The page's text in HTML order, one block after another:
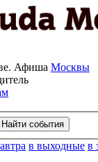
Афиша Москвы
в выходные в